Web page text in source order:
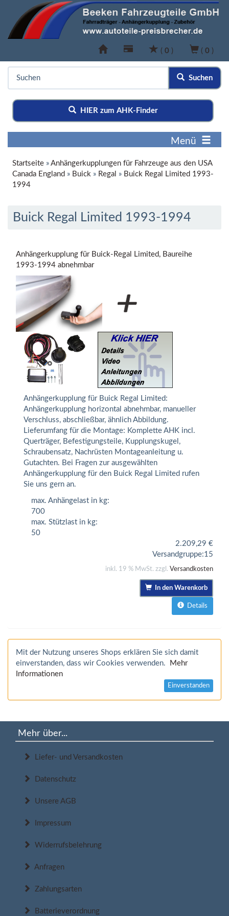
( 0 ) ( 0 )
Suchen
HIER zum AHK-Finder
Menü
Startseite » Anhängerkupplungen für Fahrzeuge aus den USA
Canada England » Buick » Regal » Buick Regal Limited 1993-
1994
Buick Regal Limited 1993-1994
Anhängerkupplung für Buick-Regal Limited, Baureihe
1993-1994 abnehmbar
Anhängerkupplung für Buick Regal Limited:
Anhängerkupplung horizontal abnehmbar, manueller
Verschluss, abschließbar, ähnlich Abbildung.
Lieferumfang für die Montage: Komplette AHK incl.
Querträger, Befestigungsteile, Kupplungskugel,
Schraubensatz, Nachrüsten Montageanleitung u.
Gutachten. Bei Fragen zur ausgewählten
Anhängerkupplung für den Buick Regal Limited rufen
Sie uns gern an.
max. Anhängelast in kg:
700
max. Stützlast in kg:
50
2.209,29 €
Versandgruppe:15
inkl. 19 % MwSt. zzgl. Versandkosten
In den Warenkorb
Details
Mit der Nutzung unseres Shops erklären Sie sich damit
einverstanden, dass wir Cookies verwenden.
Mehr
Informationen
Einverstanden
Mehr über...
Liefer- und Versandkosten
Datenschutz
Unsere AGB
Impressum
Widerrufsbelehrung
Anfragen
Zahlungsarten
Batterieverordnung